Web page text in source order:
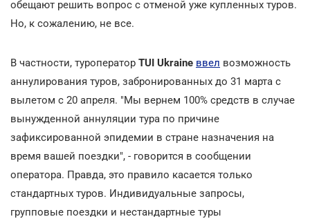
обещают решить вопрос с отменой уже купленных туров.
Но, к сожалению, не все.
В частности, туроператор TUI Ukraine ввел возможность
аннулирования туров, забронированных до 31 марта с
вылетом с 20 апреля. "Мы вернем 100% средств в случае
вынужденной аннуляции тура по причине
зафиксированной эпидемии в стране назначения на
время вашей поездки", - говорится в сообщении
оператора. Правда, это правило касается только
стандартных туров. Индивидуальные запросы,
групповые поездки и нестандартные туры